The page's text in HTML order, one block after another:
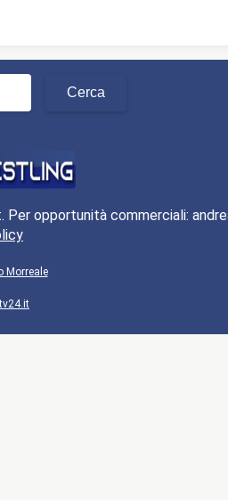
opportunità commerciali:
Morreale